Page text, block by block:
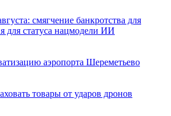
смягчение банкротства для
для статуса нацмодели ИИ
аэропорта Шереметьево
товары от ударов дронов